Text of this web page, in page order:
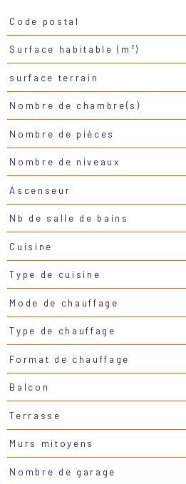
Caractéristiques
Code postal
Surface habitable (m²)
surface terrain
Nombre de chambre(s)
Nombre de pièces
Nombre de niveaux
Ascenseur
Nb de salle de bains
Cuisine
Type de cuisine
Mode de chauffage
Type de chauffage
Format de chauffage
Balcon
Terrasse
Murs mitoyens
Nombre de garage